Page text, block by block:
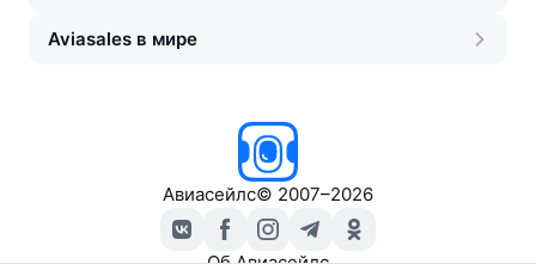
Aviasales в мире
Авиасейлс© 2007–2026